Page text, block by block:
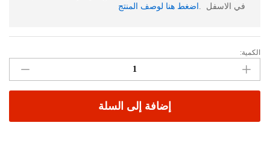
في الاسفل . اضغط هنا لوصف المنتج
طاولة
تلفزيون
لون
بيج
خشبي
الكمية:
إضافة إلى السلة